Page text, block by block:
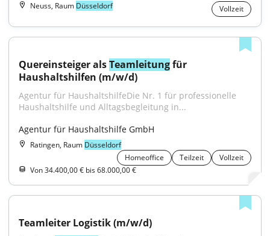
Neuss, Raum Düsseldorf Vollzeit
Quereinsteiger als Teamleitung für
Haushaltshilfen (m/w/d)
Agentur für HaushaltshilfeDie Nr. 1 für professionelle
Haushaltshilfe und Alltagsbegleitung in...
Agentur für Haushaltshilfe GmbH
Ratingen, Raum Düsseldorf
Homeoffice
Teilzeit
Vollzeit
Von 34.400,00 € bis 68.000,00 €
Teamleiter Logistik (m/w/d)